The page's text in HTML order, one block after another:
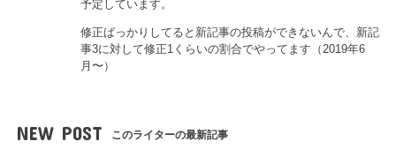
予定しています。
修正ばっかりしてると新記事の投稿ができないんで、新記
事3に対して修正1くらいの割合でやってます（2019年6
月〜）
NEW POST このライターの最新記事